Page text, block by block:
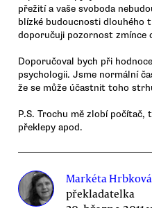
přežití a vaše svoboda
blízké budoucnosti dlouhého
doporučuji pozornost zmínce
Doporučoval bych při
psychologii. Jsme normální
že se může účastnit toho
P.S. Trochu mě zlobí počítač,
překlepy apod.
Markéta
překladatelka